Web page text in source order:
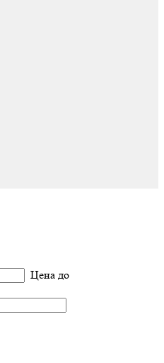
Цена до